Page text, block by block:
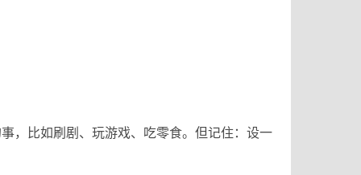
，比如刷剧、玩游戏、吃零食。但记住：设一